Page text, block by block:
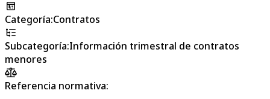
Categoría:Contratos
Subcategoría:Información trimestral de contratos
menores
Referencia normativa: